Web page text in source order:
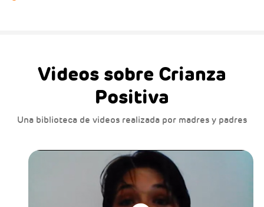
Videos sobre Crianza
Positiva
Una biblioteca de videos realizada por madres y padres